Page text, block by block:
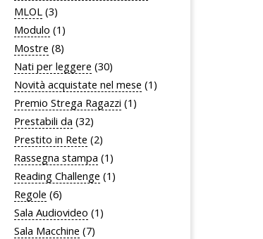
MLOL (3)
Modulo (1)
Mostre (8)
Nati per leggere (30)
Novità acquistate nel mese (1)
Premio Strega Ragazzi (1)
Prestabili da (32)
Prestito in Rete (2)
Rassegna stampa (1)
Reading Challenge (1)
Regole (6)
Sala Audiovideo (1)
Sala Macchine (7)